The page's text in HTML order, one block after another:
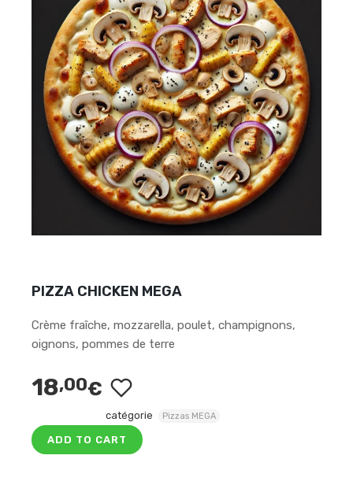
PIZZA CHICKEN MEGA
Crème fraîche, mozzarella, poulet, champignons,
oignons, pommes de terre
18,00€
catégorie Pizzas MEGA
ADD TO CART